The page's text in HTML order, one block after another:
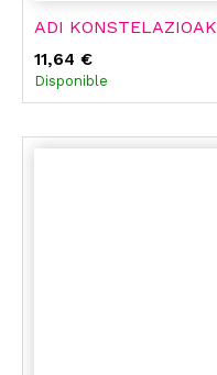
ADI KONSTELAZIOAK
11,64 €
Disponible